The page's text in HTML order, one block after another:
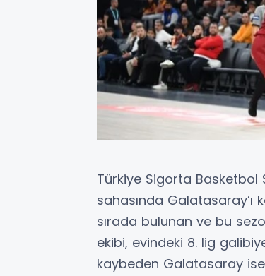
Türkiye Sigorta Basketbol
sahasında
sırada bulunan ve bu
ekibi, evindeki 8. lig
kaybeden Galatasaray